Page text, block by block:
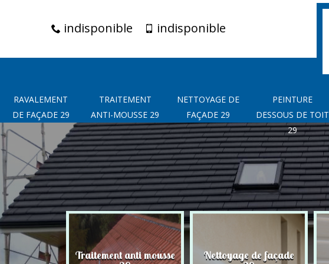
indisponible indisponible
RAVALEMENT
DE FAÇADE 29
TRAITEMENT
ANTI-MOUSSE 29
NETTOYAGE DE
FAÇADE 29
PEINTURE
DESSOUS DE TOIT
29
de façade Traitement anti mousse Nettoyage de façade